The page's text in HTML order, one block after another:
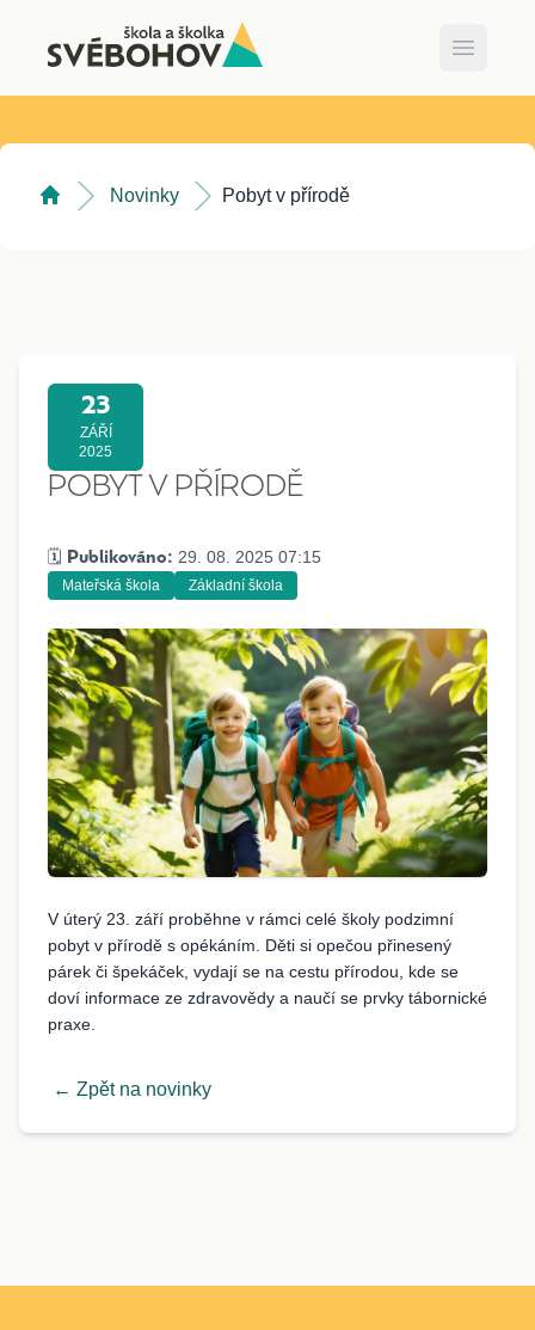
Open
Novinky Pobyt v přírodě
23
ZÁŘÍ
2025
POBYT V PŘÍRODĚ
🗓️ Publikováno: 29. 08. 2025 07:15
Mateřská škola Základní škola
V úterý 23. září proběhne v rámci celé školy podzimní
pobyt v přírodě s opékáním. Děti si opečou přinesený
párek či špekáček, vydají se na cestu přírodou, kde se
doví informace ze zdravovědy a naučí se prvky tábornické
praxe.
← Zpět na novinky